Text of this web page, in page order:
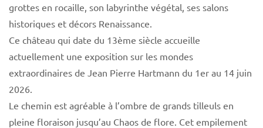
grottes en rocaille, son labyrinthe végétal, ses salons
historiques et décors Renaissance.
Ce château qui date du 13ème siècle accueille
actuellement une exposition sur les mondes
extraordinaires de Jean Pierre Hartmann du 1er au 14 juin
2026.
Le chemin est agréable à l’ombre de grands tilleuls en
pleine floraison jusqu’au Chaos de flore. Cet empilement